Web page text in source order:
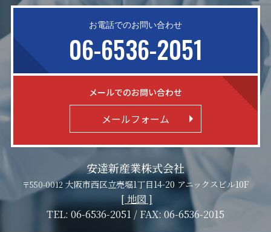
06-6536-2051
メールフォーム
安達新産業株式会社
550-0012 大阪市西区立売堀1丁目14-20 アニックスビル10F
06-6536-2051 06-6536-2015